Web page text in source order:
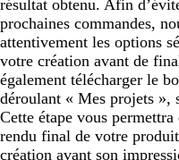
résultat obtenu. Afin
prochaines commandes,
attentivement les options
votre création avant de
également télécharger le
déroulant « Mes projets »,
Cette étape vous
rendu final de votre
création avant son